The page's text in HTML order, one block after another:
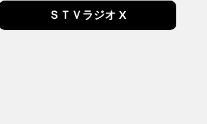
ＳＴＶラジオ X